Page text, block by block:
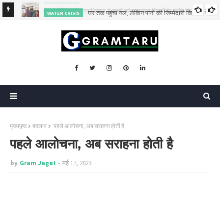
WATER CRISIS घर तक पहुंचा नल, लेकिन पानी की जिम्मेदारी किसकी?
मुख्यपृष्ठ बदलाव पहले आलोचना, अब सराहना होती है
पहले आलोचना, अब सराहना होती है
by Gram Jagat मई 17, 2023